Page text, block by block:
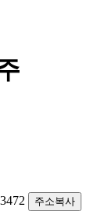
주소복사